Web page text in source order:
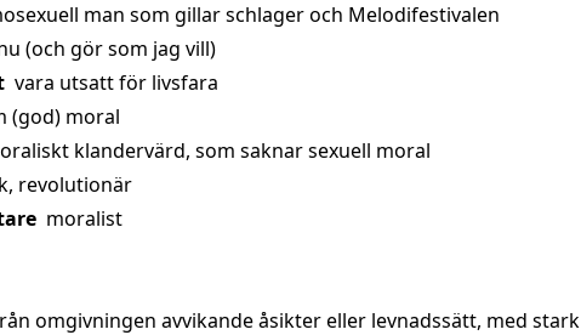
man som gillar schlager och Melodifestivalen
(och gör som jag vill)
vara utsatt för livsfara
(god) moral
klandervärd, som saknar sexuell moral
revolutionär
moralist
omgivningen avvikande åsikter eller levnadssätt, med stark